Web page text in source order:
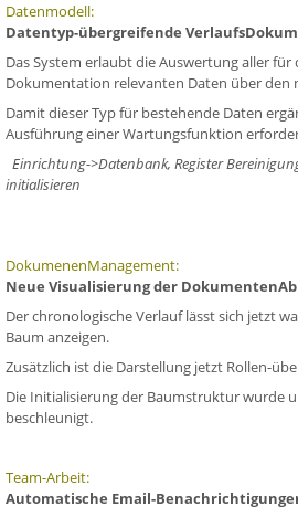
Datenmodell:
Datentyp-übergreifende
Das System erlaubt die Auswertung aller für
Dokumentation relevanten Daten über den
Damit dieser Typ für bestehende Daten
Ausführung einer Wartungsfunktion
Einrichtung->Datenbank, Register
initialisieren
DokumenenManagement:
Neue Visualisierung der
Der chronologische Verlauf lässt sich jetzt
Baum anzeigen.
Zusätzlich ist die Darstellung jetzt Rollen-
Die Initialisierung der Baumstruktur wurde
beschleunigt.
Team-Arbeit:
Automatische Email-